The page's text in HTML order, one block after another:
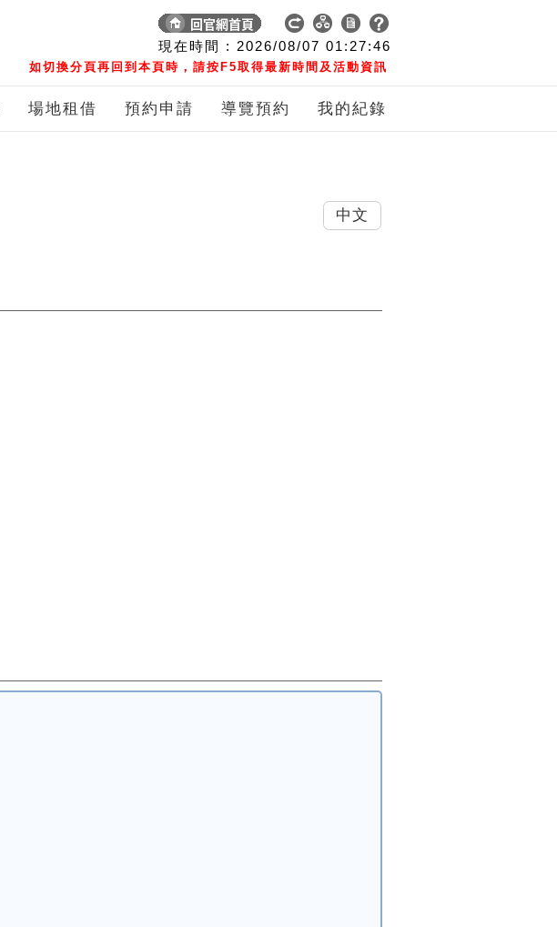
現在時間 : 2026/08/07 01:27:47
如切換分頁再回到本頁時，請按F5取得最新時間及活動資訊
場地租借 預約申請 導覽預約 我的紀錄